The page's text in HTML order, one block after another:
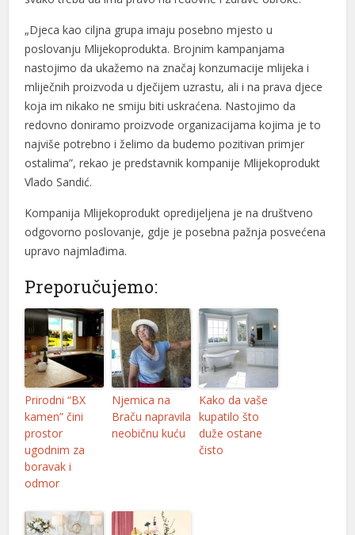
„Djeca kao ciljna grupa imaju posebno mjesto u
poslovanju Mlijekoprodukta. Brojnim kampanjama
nastojimo da ukažemo na značaj konzumacije mlijeka i
mliječnih proizvoda u dječijem uzrastu, ali i na prava djece
koja im nikako ne smiju biti uskraćena. Nastojimo da
redovno doniramo proizvode organizacijama kojima je to
najviše potrebno i želimo da budemo pozitivan primjer
ostalima”, rekao je predstavnik kompanije Mlijekoprodukt
Vlado Sandić.
Kompanija Mlijekoprodukt opredijeljena je na društveno
odgovorno poslovanje, gdje je posebna pažnja posvećena
upravo najmlađima.
Preporučujemo:
Prirodni “BX
kamen” čini
prostor
ugodnim za
boravak i
odmor
Njemica na
Braču napravila
neobičnu kuću
Kako da vaše
kupatilo što
duže ostane
čisto